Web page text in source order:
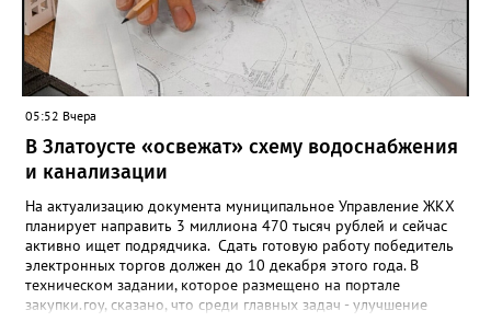
05:52 Вчера
В Златоусте «освежат» схему водоснабжения
и канализации
На актуализацию документа муниципальное Управление ЖКХ
планирует направить 3 миллиона 470 тысяч рублей и сейчас
активно ищет подрядчика. Сдать готовую работу победитель
электронных торгов должен до 10 декабря этого года. В
техническом задании, которое размещено на портале
закупки.гоу, сказано, что среди главных задач - улучшение